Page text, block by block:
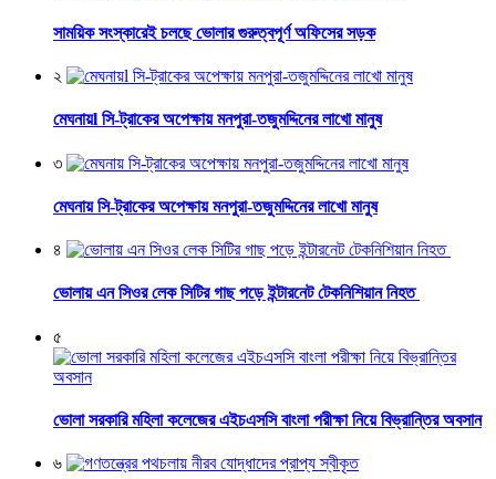
সাময়িক সংস্কারেই চলছে ভোলার গুরুত্বপূর্ণ অফিসের সড়ক
২
মেঘনায়l সি-ট্রাকের অপেক্ষায় মনপুরা-তজুমদ্দিনের লাখো মানুষ
৩
মেঘনায় সি-ট্রাকের অপেক্ষায় মনপুরা-তজুমদ্দিনের লাখো মানুষ
৪
ভোলায় এন সিওর লেক সিটির গাছ পড়ে ইন্টারনেট টেকনিশিয়ান নিহত
৫
ভোলা সরকারি মহিলা কলেজের এইচএসসি বাংলা পরীক্ষা নিয়ে বিভ্রান্তির অবসান
৬